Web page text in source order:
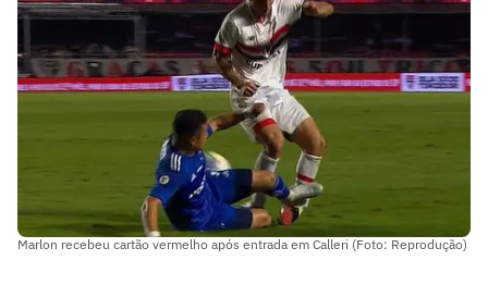
Marlon recebeu cartão vermelho após entrada em Calleri (Foto: Reprodução)